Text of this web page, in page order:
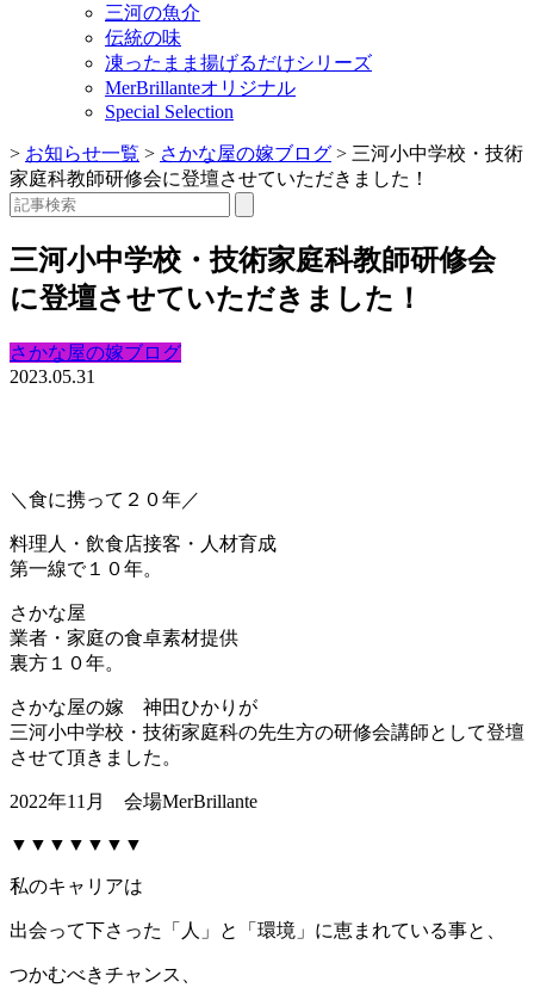
三河の魚介
伝統の味
凍ったまま揚げるだけシリーズ
MerBrillanteオリジナル
Special Selection
> お知らせ一覧 > さかな屋の嫁ブログ > 三河小中学校・技術
家庭科教師研修会に登壇させていただきました！
三河小中学校・技術家庭科教師研修会
に登壇させていただきました！
さかな屋の嫁ブログ
2023.05.31
＼食に携って２０年／
料理人・飲食店接客・人材育成
第一線で１０年。
さかな屋
業者・家庭の食卓素材提供
裏方１０年。
さかな屋の嫁 神田ひかりが
三河小中学校・技術家庭科の先生方の研修会講師として登壇
させて頂きました。
2022年11月 会場MerBrillante
▼▼▼▼▼▼▼
私のキャリアは
出会って下さった「人」と「環境」に恵まれている事と、
つかむべきチャンス、